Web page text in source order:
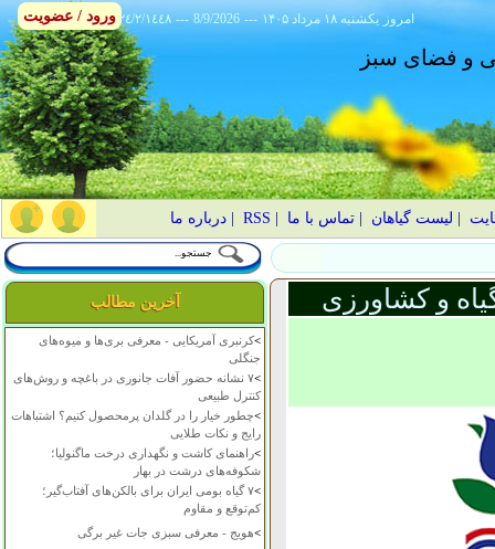
٢٤/٢/١٤٤٨ --- 8/9/2026 --- ۱۴۰۵ يکشنبه ۱۸ مرداد امروز
و فضای سبز
لیست گیاهان |تماس با ما RSS
|درباره ما
آخرین مطالب
>کرنبری آمریکایی - معرفی بری‌ها و میوه‌های
جنگلی
>
۷ نشانه حضور آفات جانوری در باغچه و روش‌های
کنترل طبیعی
>چطور خیار را در گلدان پرمحصول کنیم؟ اشتباهات
رایج و نکات طلایی
>راهنمای کاشت و نگهداری درخت ماگنولیا؛
شکوفه‌های درشت در بهار
>
۷ گیاه بومی ایران برای بالکن‌های آفتاب‌گیر؛
کم‌توقع و مقاوم
>هویج - معرفی سبزی جات غیر برگی
و کشاورزی
ورود / عضویت